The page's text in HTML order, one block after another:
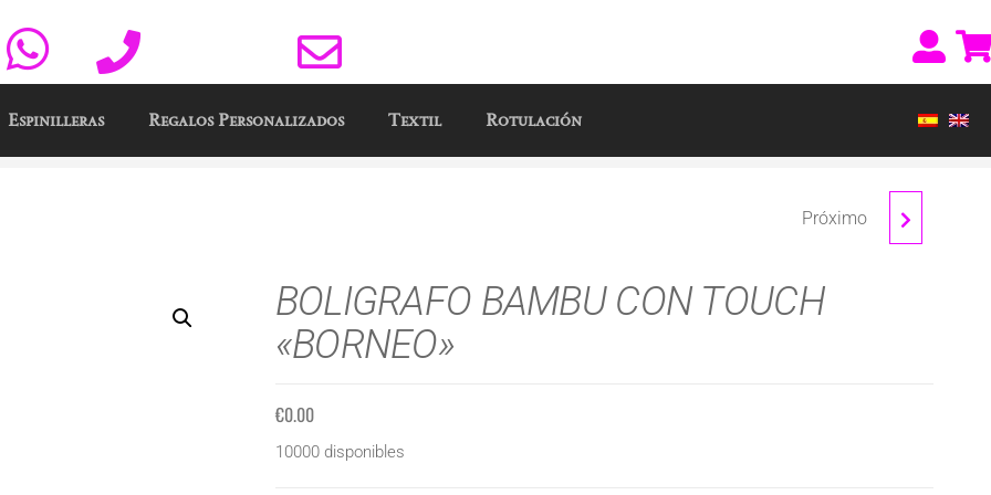
Espinilleras Regalos Personalizados Textil Rotulación
AURICULARESPróximo
BOLIGRAFO BAMBU CON TOUCH
«BORNEO»
€0.00
10000 disponibles